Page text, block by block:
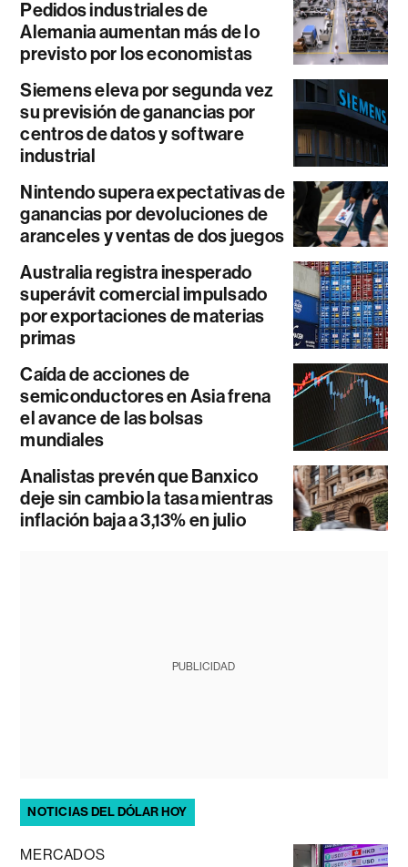
Pedidos industriales de
Alemania aumentan más de lo
previsto por los economistas
Siemens eleva por segunda vez
su previsión de ganancias por
centros de datos y software
industrial
Nintendo supera expectativas de
ganancias por devoluciones de
aranceles y ventas de dos juegos
Australia registra inesperado
superávit comercial impulsado
por exportaciones de materias
primas
Caída de acciones de
semiconductores en Asia frena
el avance de las bolsas
mundiales
Analistas prevén que Banxico
deje sin cambio la tasa mientras
inflación baja a 3,13% en julio
PUBLICIDAD
NOTICIAS DEL DÓLAR HOY
MERCADOS